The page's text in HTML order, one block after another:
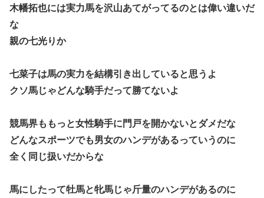
木幡拓也には実力馬を沢山あてがってるのとは偉い違いだ
な
親の七光りか
七菜子は馬の実力を結構引き出していると思うよ
クソ馬じゃどんな騎手だって勝てないよ
競馬界ももっと女性騎手に門戸を開かないとダメだな
どんなスポーツでも男女のハンデがあるっていうのに
全く同じ扱いだからな
馬にしたって牡馬と牝馬じゃ斤量のハンデがあるのに